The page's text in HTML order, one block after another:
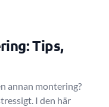
Tips,
annan montering?
I den här